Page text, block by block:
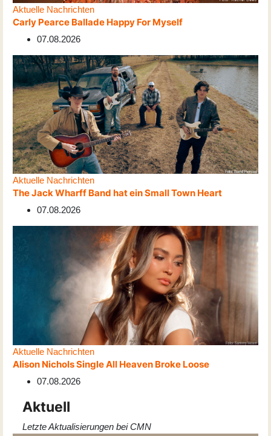
Aktuelle Nachrichten
Carly Pearce Ballade Happy For Myself
07.08.2026
Aktuelle Nachrichten
The Jack Wharff Band hat ein Small Town Heart
07.08.2026
Aktuelle Nachrichten
Alison Nichols Single All Heaven Broke Loose
07.08.2026
Aktuell
Letzte Aktualisierungen bei CMN